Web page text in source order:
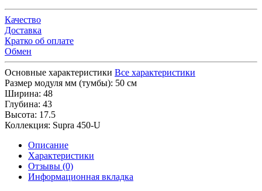
Качество
Доставка
Кратко об оплате
Обмен
Основные характеристики Все характеристики
Размер модуля мм (тумбы): 50 см
Ширина: 48
Глубина: 43
Высота: 17.5
Коллекция: Supra 450-U
Описание
Характеристики
Отзывы (0)
Информационная вкладка